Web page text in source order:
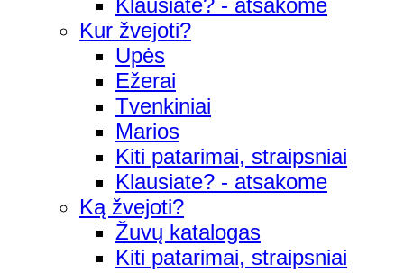
Kur žvejoti?
Upės
Ežerai
Tvenkiniai
Marios
Kiti patarimai, straipsniai
Klausiate? - atsakome
Ką žvejoti?
Žuvų katalogas
Kiti patarimai, straipsniai